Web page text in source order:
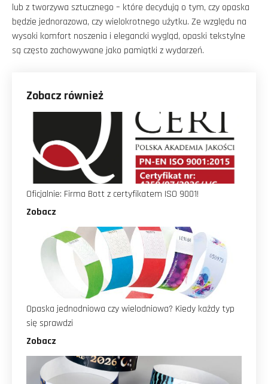
lub z tworzywa sztucznego – które decydują o tym, czy opaska
będzie jednorazowa, czy wielokrotnego użytku. Ze względu na
wysoki komfort noszenia i elegancki wygląd, opaski tekstylne
są często zachowywane jako pamiątki z wydarzeń.
Zobacz również
Oficjalnie: Firma Bott z certyfikatem ISO 9001!
Zobacz
Opaska jednodniowa czy wielodniowa? Kiedy każdy typ
się sprawdzi
Zobacz